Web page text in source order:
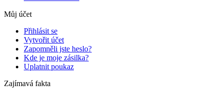
Můj účet
Přihlásit se
Vytvořit účet
Zapomněli jste heslo?
Kde je moje zásilka?
Uplatnit poukaz
Zajímavá fakta